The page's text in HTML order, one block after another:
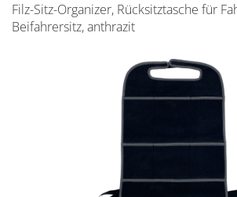
Filz-Sitz-Organizer, Rücksitztasche für
Beifahrersitz, anthrazit